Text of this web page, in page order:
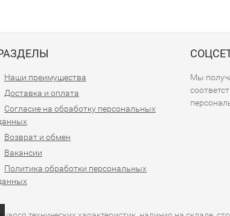
Наши преимущества
Доставка и оплата
Согласие на обработку персональных
Возврат и обмен
Вакансии
Политика обработки персональных
Мы